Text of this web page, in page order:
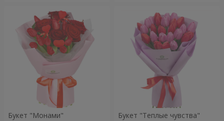
Букет "Монами" Букет "Теплые чувства"